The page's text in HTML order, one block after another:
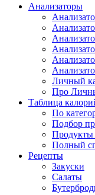
Анализаторы
Личный
Про
Таблица
По
Подбор
Продукты
Полный
Рецепты
Закуски
Салаты